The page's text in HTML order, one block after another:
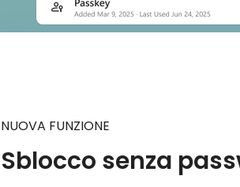
NUOVA FUNZIONE
Sblocco senza